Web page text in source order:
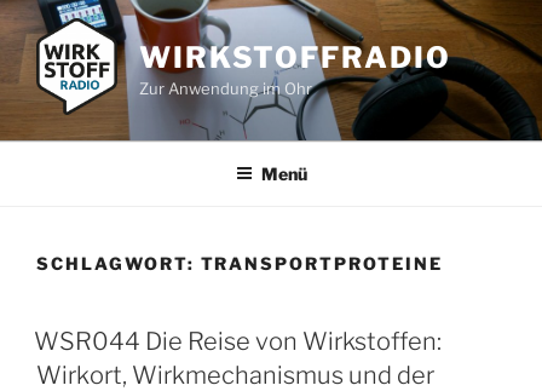
Zum
Inhalt
springen
WIRKSTOFFRADIO
Zur Anwendung im Ohr
Menü
SCHLAGWORT: TRANSPORTPROTEINE
WSR044 Die Reise von Wirkstoffen:
Wirkort, Wirkmechanismus und der